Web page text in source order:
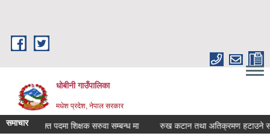
धोबीनी गाउँपालिका
मधेश प्रदेश, नेपाल सरकार
समाचाररिक्त पदमा शिक्षक सरुवा सम्बन्ध मा रुख कटान तथा अतिक्रमण हटाउने